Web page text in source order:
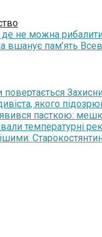
де не можна
вшанує пам’ять
якого
пасткою:
температурні